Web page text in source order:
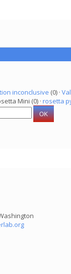
inconclusive (0) ·
Mini (0) · rosetta